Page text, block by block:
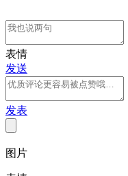
表情
发送
发表
图片